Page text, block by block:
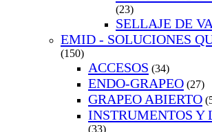
(23)
SELLAJE DE
EMID - SOLUCIONES
(150)
ACCESOS (34)
ENDO-GRAPEO (27)
GRAPEO ABIERTO
INSTRUMENTOS Y
(33)